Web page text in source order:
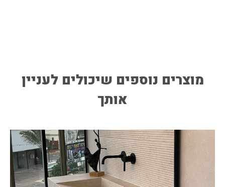
מוצרים נוספים שיכולים לעניין
אותך